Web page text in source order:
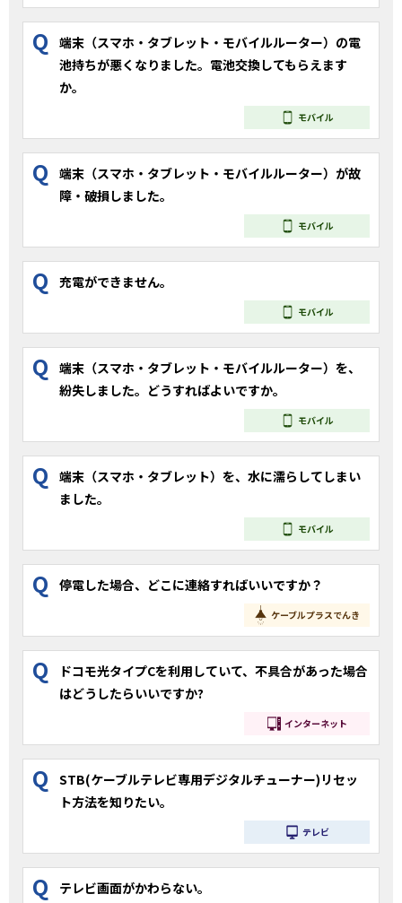
Q
端末（スマホ・タブレット・モバイルルーター）の電
池持ちが悪くなりました。電池交換してもらえます
か。
モバイル
Q
端末（スマホ・タブレット・モバイルルーター）が故
障・破損しました。
モバイル
Q 充電ができません。
モバイル
Q
端末（スマホ・タブレット・モバイルルーター）を、
紛失しました。どうすればよいですか。
モバイル
Q
端末（スマホ・タブレット）を、水に濡らしてしまい
ました。
モバイル
Q 停電した場合、どこに連絡すればいいですか？
ケーブルプラスでんき
Q
ドコモ光タイプCを利用していて、不具合があった場合
はどうしたらいいですか?
インターネット
Q
STB(ケーブルテレビ専用デジタルチューナー)リセッ
ト方法を知りたい。
テレビ
Q テレビ画面がかわらない。